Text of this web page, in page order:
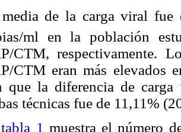
de la carga viral fue
ml en la población
CTM, respectivamente.
CTM eran más elevados
que la diferencia de
técnicas fue de 11,11%
tabla 1 muestra el número